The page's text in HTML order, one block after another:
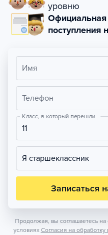
уровню
Официальная
поступления
Имя
Телефон
Класс, в который перешли
11
Я старшеклассник
Записаться
Продолжая, вы соглашаетесь
условиях Согласия на